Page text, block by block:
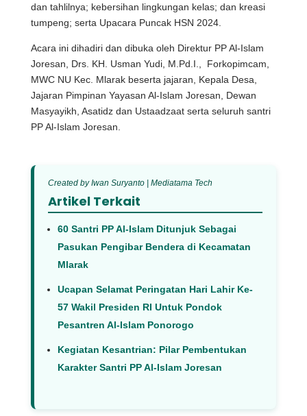
dan tahlilnya; kebersihan lingkungan kelas; dan kreasi
tumpeng; serta Upacara Puncak HSN 2024.
Acara ini dihadiri dan dibuka oleh Direktur PP Al-Islam
Joresan, Drs. KH. Usman Yudi, M.Pd.I., Forkopimcam,
MWC NU Kec. Mlarak beserta jajaran, Kepala Desa,
Jajaran Pimpinan Yayasan Al-Islam Joresan, Dewan
Masyayikh, Asatidz dan Ustaadzaat serta seluruh santri
PP Al-Islam Joresan.
Created by Iwan Suryanto | Mediatama Tech
Artikel Terkait
60 Santri PP Al-Islam Ditunjuk Sebagai
Pasukan Pengibar Bendera di Kecamatan
Mlarak
Ucapan Selamat Peringatan Hari Lahir Ke-
57 Wakil Presiden RI Untuk Pondok
Pesantren Al-Islam Ponorogo
Kegiatan Kesantrian: Pilar Pembentukan
Karakter Santri PP Al-Islam Joresan